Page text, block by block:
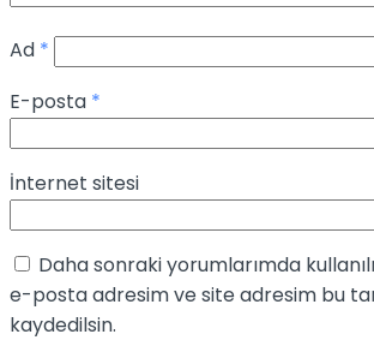
Ad *
E-posta *
İnternet sitesi
Daha sonraki yorumlarımda
e-posta adresim ve site adresim bu
kaydedilsin.